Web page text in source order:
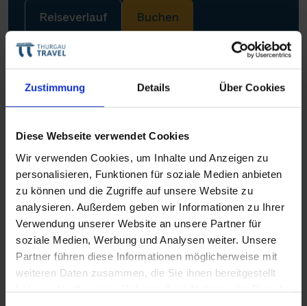
Zustimmung Details Über Cookies
Diese Webseite verwendet Cookies
Wir verwenden Cookies, um Inhalte und Anzeigen zu
personalisieren, Funktionen für soziale Medien anbieten
zu können und die Zugriffe auf unsere Website zu
analysieren. Außerdem geben wir Informationen zu Ihrer
Verwendung unserer Website an unsere Partner für
soziale Medien, Werbung und Analysen weiter. Unsere
Partner führen diese Informationen möglicherweise mit
weiteren Daten zusammen, die Sie ihnen bereitgestellt
haben oder die sie im Rahmen Ihrer Nutzung der Dienste
Reiseverlauf
Buchen
Flussreise
Thurgau Prestige
Kurzreise ins Herz des Elsass